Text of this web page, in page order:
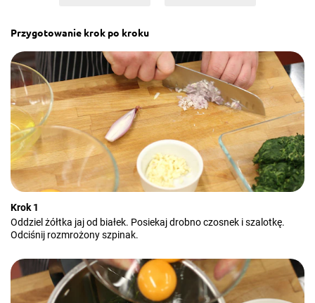
Przygotowanie krok po kroku
Krok 1
Oddziel żółtka jaj od białek. Posiekaj drobno czosnek i szalotkę.
Odciśnij rozmrożony szpinak.